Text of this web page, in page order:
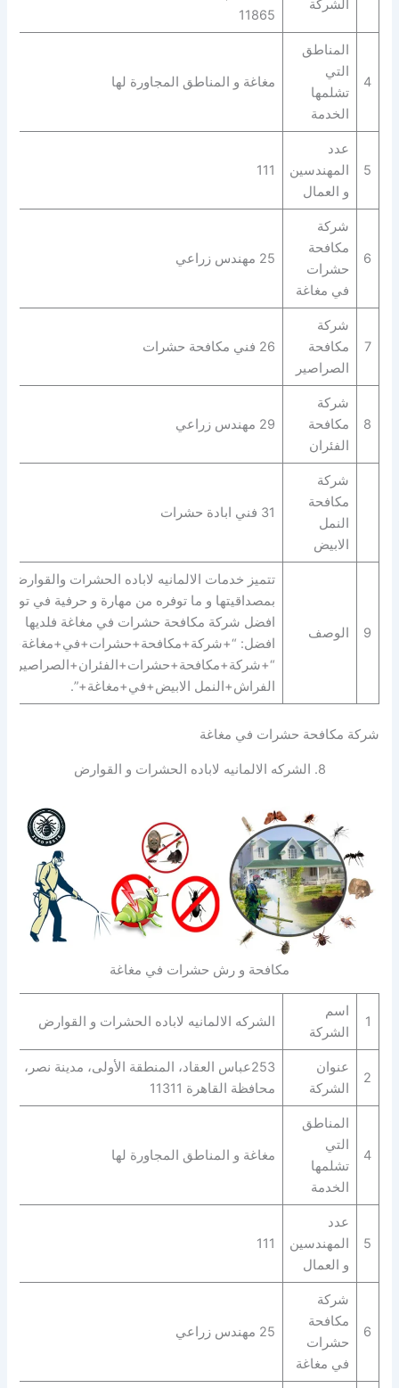
الشركة
11865
4
المناطق
التي
تشلمها
الخدمة
مغاغة و المناطق المجاورة لها
5
عدد
المهندسين
و العمال
111
6
شركة
مكافحة
حشرات
في مغاغة
25 مهندس زراعي
7
شركة
مكافحة
الصراصير
26 فني مكافحة حشرات
8
شركة
مكافحة
الفئران
29 مهندس زراعي
شركة
مكافحة
النمل
الابيض
31 فني ابادة حشرات
9 الوصف
بمصداقيتها و ما توفره من مهارة و حرفية في توفير
افضل شركة مكافحة حشرات في مغاغة فلديها
افضل: “+شركة+مكافحة+حشرات+في+مغاغة+” |
الفراش+النمل الابيض+في+مغاغة+”.
شركة مكافحة حشرات في مغاغة
8. الشركه الالمانيه لاباده الحشرات و القوارض
مكافحة و رش حشرات في مغاغة
1
اسم
الشركة
الشركه الالمانيه لاباده الحشرات و القوارض
2
عنوان
الشركة
253عباس العقاد، المنطقة الأولى، مدينة نصر،
محافظة القاهرة‬ 11311
4
المناطق
التي
تشلمها
الخدمة
مغاغة و المناطق المجاورة لها
5
عدد
المهندسين
و العمال
111
6
شركة
مكافحة
حشرات
في مغاغة
25 مهندس زراعي